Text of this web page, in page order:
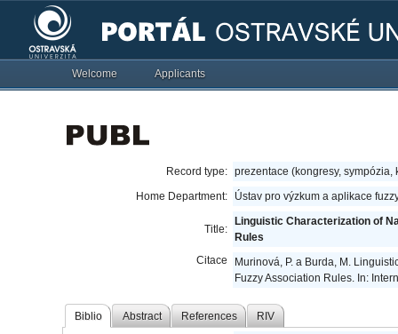
Welcome Applicants
Record type: prezentace (kongresy, sympózia,
Home Department:
Ústav pro výzkum a aplikace
Title:
Linguistic Characterization of
Rules
Citace
Murinová, P. a Burda, M.
Fuzzy Association Rules. In:
Biblio Abstract References RIV